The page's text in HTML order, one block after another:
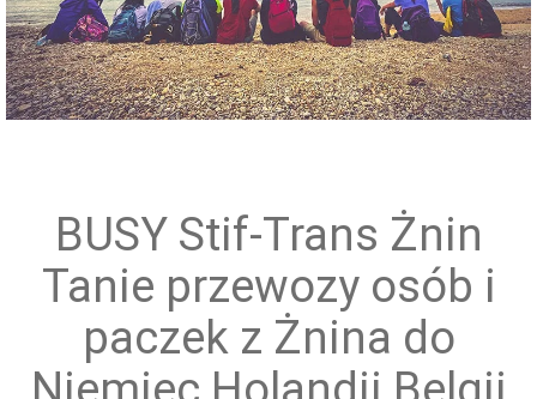
Przewóz grup zorganizowanych
BUSY Stif-Trans Żnin
Tanie przewozy osób i
paczek z Żnina do